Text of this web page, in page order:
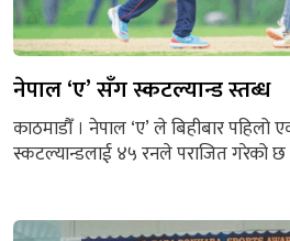
नेपाल ‘ए’ सँग स्कटल्यान्ड स्तब्ध
काठमाडौँ । नेपाल ‘ए’ ले बिहीबार
स्कटल्यान्डलाई ४५ रनले पराजित गरेको छ
स्कटल्यान्ड जवाफमा ४८.२ ओभरमा २३२